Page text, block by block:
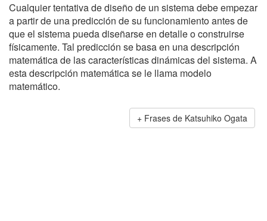
Cualquier tentativa de diseño de un sistema debe empezar
a partir de una predicción de su funcionamiento antes de
que el sistema pueda diseñarse en detalle o construirse
físicamente. Tal predicción se basa en una descripción
matemática de las características dinámicas del sistema. A
esta descripción matemática se le llama modelo
matemático.
Frases de Katsuhiko Ogata